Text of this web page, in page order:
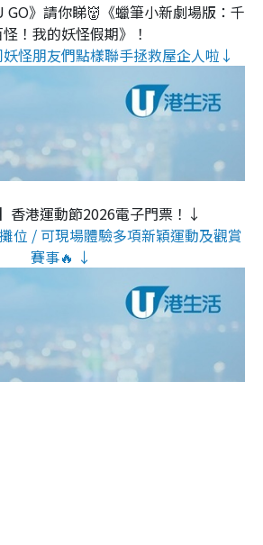
GO》請你睇👹《蠟筆小新劇場版：千
！我的妖怪假期》！
怪朋友們點樣聯手拯救屋企人啦↓
香港運動節2026電子門票！↓
位 / 可現場體驗多項新穎運動及觀賞
賽事🔥 ↓